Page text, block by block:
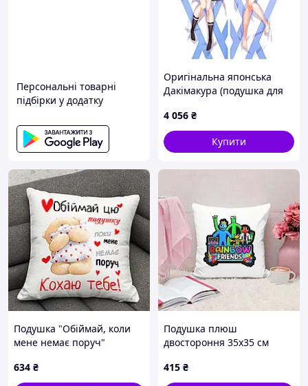
Персональні товарні
підбірки у додатку
Оригінальна японська
Дакімакура (подушка для
the FRANXX — Ichigo tape 1
4 056 ₴
Купити
Подушка "Обіймай, коли
мене немає поруч"
634 ₴
Подушка плюш
двостороння 35х35 см
Friends
415 ₴